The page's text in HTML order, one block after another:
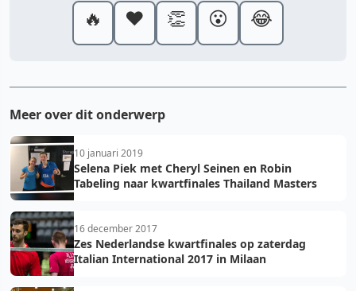
🔥 ❤️ 👏 😮 😂
Meer over dit onderwerp
10 januari 2019
Selena Piek met Cheryl Seinen en Robin
Tabeling naar kwartfinales Thailand Masters
16 december 2017
Zes Nederlandse kwartfinales op zaterdag
Italian International 2017 in Milaan